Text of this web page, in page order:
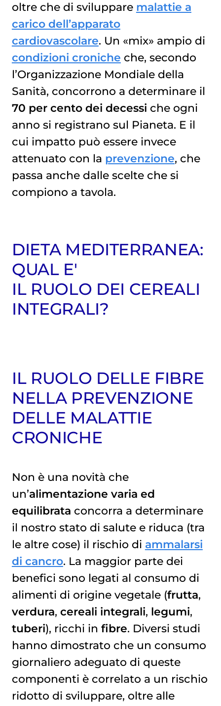
oltre che di sviluppare malattie a
carico dell’apparato
cardiovascolare. Un «mix» ampio di
condizioni croniche che, secondo
l’Organizzazione Mondiale della
Sanità, concorrono a determinare il
70 per cento dei decessi che ogni
anno si registrano sul Pianeta. E il
cui impatto può essere invece
attenuato con la prevenzione, che
passa anche dalle scelte che si
compiono a tavola.
DIETA MEDITERRANEA:
QUAL E'
IL RUOLO DEI CEREALI
INTEGRALI?
IL RUOLO DELLE FIBRE
NELLA PREVENZIONE
DELLE MALATTIE
CRONICHE
Non è una novità che
un’alimentazione varia ed
equilibrata concorra a determinare
il nostro stato di salute e riduca (tra
le altre cose) il rischio di ammalarsi
di cancro. La maggior parte dei
benefici sono legati al consumo di
alimenti di origine vegetale (frutta,
verdura, cereali integrali, legumi,
tuberi), ricchi in fibre. Diversi studi
hanno dimostrato che un consumo
giornaliero adeguato di queste
componenti è correlato a un rischio
ridotto di sviluppare, oltre alle